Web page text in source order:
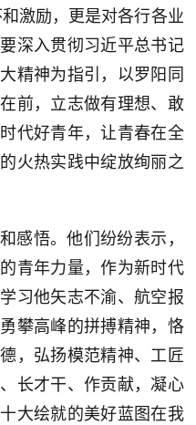
激励，更是对各行各业
深入贯彻习近平总书记
精神为指引，以罗阳同
前，立志做有理想、敢
代好青年，让青春在全
火热实践中绽放绚丽之
感悟。他们纷纷表示，
青年力量，作为新时代
习他矢志不渝、航空报
攀高峰的拼搏精神，恪
，弘扬模范精神、工匠
长才干、作贡献，凝心
大绘就的美好蓝图在我